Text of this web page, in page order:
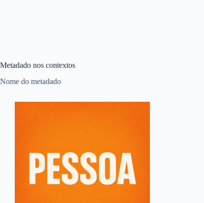
Metadado nos contextos
Nome do metadado